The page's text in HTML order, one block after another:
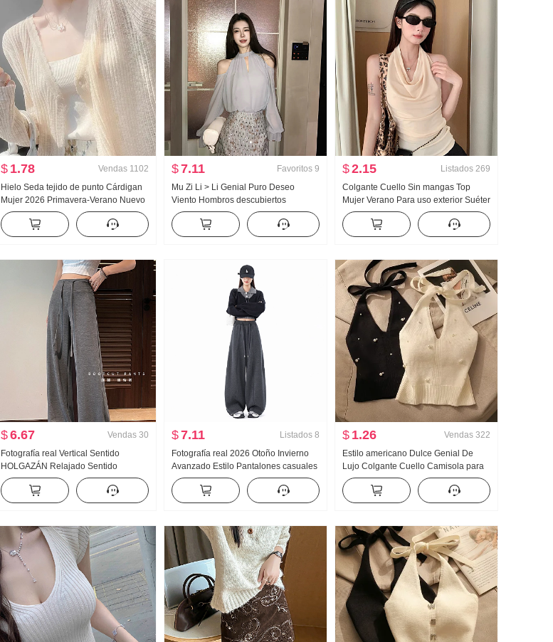
$ 1.78 Vendas 1102
Hielo Seda tejido de punto Cárdigan
Mujer 2026 Primavera-Verano Nuevo
Protección solar Acondicionador de
aire Camisa Top Configuración
Vestido de tirantes Pequeño Chal
$7.11 Favoritos 9
Mu Zi Li > Li Genial Puro Deseo
Viento Hombros descubiertos
Colgante Cuello Manga Larga
Holgado Top de gasa Mujer Recto
Media falda Conjunto de falda
$2.15 Listados 269
Colgante Cuello Sin mangas Top
Mujer Verano Para uso exterior Suéter
de punto Chaleco 2026 Nuevo
Espalda descubierta Entallado
Tirantes Diseño Sentido Nicho
$6.67 Vendas 30
Fotografía real Vertical Sentido
HOLGAZÁN Relajado Sentido
Pantalones Pantalones casuales
Pantalones rectos Mujer Verano
Holgado Arrastrando Pantalones
Pantalones largos
$7.11 Listados 8
Fotografía real 2026 Otoño Invierno
Avanzado Estilo Pantalones casuales
Mujer Nuevo Talle alto Holgado
HOLGAZÁN Relajado Sentido
Pantalones de pierna ancha
$ 1.26 Vendas 322
Estilo americano Dulce Genial De
Lujo Colgante Cuello Camisola para
mujer Verano Para uso exterior
Interior Partido Camiseta Interior
Chica atrevida tejido de punto Top sin